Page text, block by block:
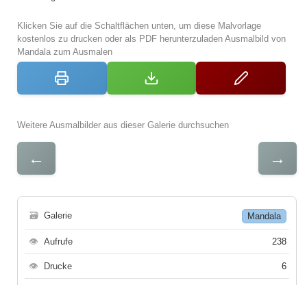
Klicken Sie auf die Schaltflächen unten, um diese Malvorlage
kostenlos zu drucken oder als PDF herunterzuladen Ausmalbild von
Mandala zum Ausmalen
Weitere Ausmalbilder aus dieser Galerie durchsuchen
← →
🗃 Galerie Mandala
👁 Aufrufe 238
👁 Drucke 6